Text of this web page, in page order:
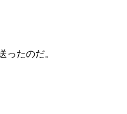
ったのだ。